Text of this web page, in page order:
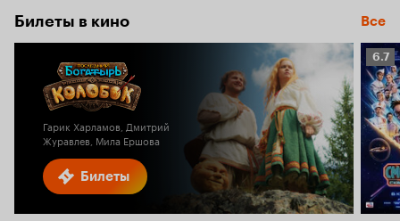
Билеты в кино Все
Билеты
Гарик Харламов, Дмитрий
Журавлев, Мила Ершова
6.7
6.7